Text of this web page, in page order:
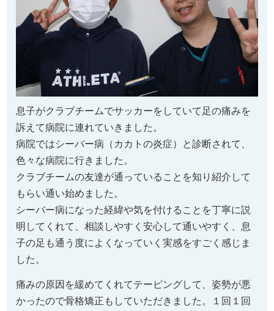
息子がクラブチームでサッカーをしていて足の痛みを
訴えて病院に連れていきました。
病院ではシーバー病（カカトの炎症）と診断されて、
色々な病院に行きました。
クラブチームの友達が通っていることを知り紹介して
もらい通い始めました。
シーバー病になった経緯や気を付けることを丁寧に説
明してくれて、相談しやすく安心して通いやすく、息
子の足も通う度によくなっていく実感をすごく感じま
した。
痛みの原因を緩めてくれてテーピングして、姿勢が悪
かったので骨格矯正もしていただきました。１回１回